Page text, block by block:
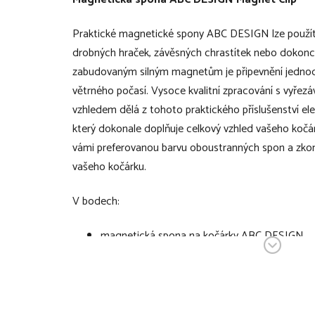
Praktické magnetické spony ABC DESIGN lze
drobných hraček, závěsných chrastítek nebo
zabudovaným silným magnetům je připevnění
větrného počasí. Vysoce kvalitní zpracování s
vzhledem dělá z tohoto praktického příslušenství
který dokonale doplňuje celkový vzhled vašeho
vámi preferovanou barvu oboustranných spon a
vašeho kočárku.
V bodech:
magnetická spona na kočárky ABC DESIGN